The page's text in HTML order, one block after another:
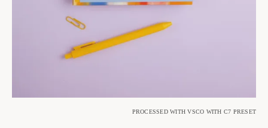
PROCESSED WITH VSCO WITH C7 PRESET